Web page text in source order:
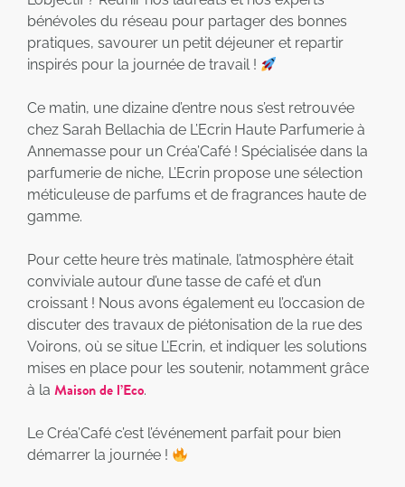
bénévoles du réseau pour partager des bonnes
pratiques, savourer un petit déjeuner et repartir
inspirés pour la journée de travail !
Ce matin, une dizaine d’entre nous s’est retrouvée
chez Sarah Bellachia de L’Ecrin Haute Parfumerie à
Annemasse pour un Créa’Café ! Spécialisée dans la
parfumerie de niche, L’Ecrin propose une sélection
méticuleuse de parfums et de fragrances haute de
gamme.
Pour cette heure très matinale, l’atmosphère était
conviviale autour d’une tasse de café et d’un
croissant ! Nous avons également eu l’occasion de
discuter des travaux de piétonisation de la rue des
Voirons, où se situe L’Ecrin, et indiquer les solutions
mises en place pour les soutenir, notamment grâce
à la Maison de l’Eco.
Le Créa’Café c’est l’événement parfait pour bien
démarrer la journée !